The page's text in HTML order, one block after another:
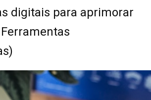
digitais para aprimorar